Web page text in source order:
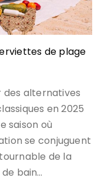
de plage
des alternatives
en 2025
saison où
se conjuguent
de la
bain…